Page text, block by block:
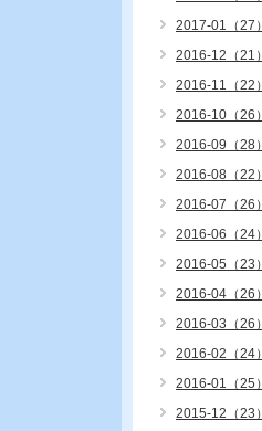
2017-01（27）
2016-12（21）
2016-11（22）
2016-10（26）
2016-09（28）
2016-08（22）
2016-07（26）
2016-06（24）
2016-05（23）
2016-04（26）
2016-03（26）
2016-02（24）
2016-01（25）
2015-12（23）